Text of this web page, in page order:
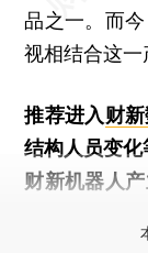
品之一。而
视相结合这一
推荐进入财
结构人员变化
财新机器人